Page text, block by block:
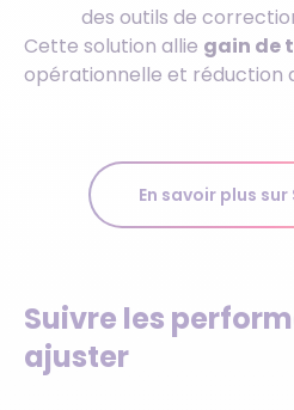
des outils de
Cette solution allie gain de
opérationnelle et réduction
En savoir plus
Suivre les
ajuster